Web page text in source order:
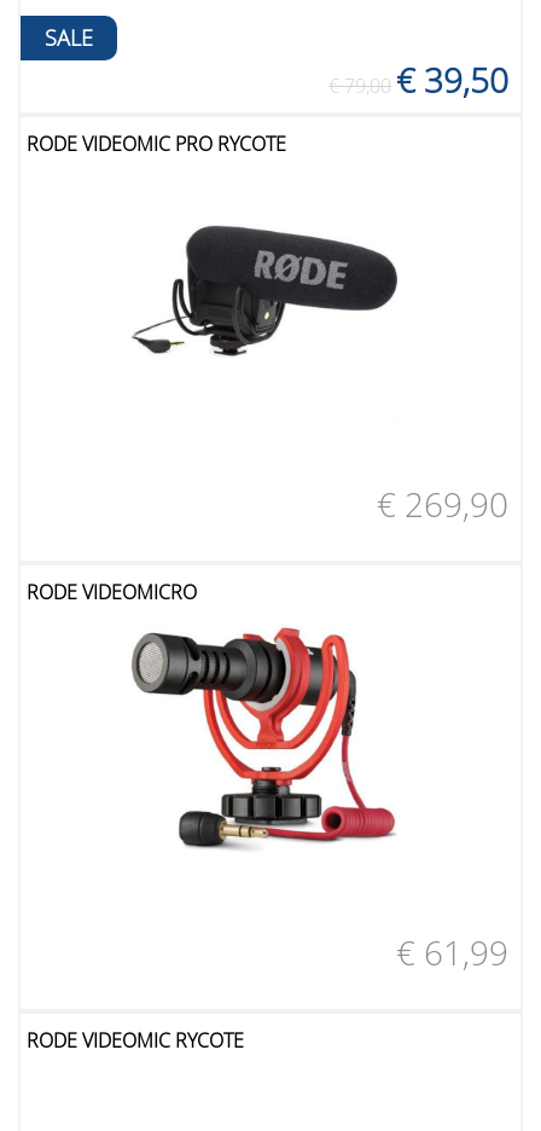
SALE
€ 79,00 € 39,50
RODE VIDEOMIC PRO RYCOTE
€ 269,90
RODE VIDEOMICRO
€ 61,99
RODE VIDEOMIC RYCOTE